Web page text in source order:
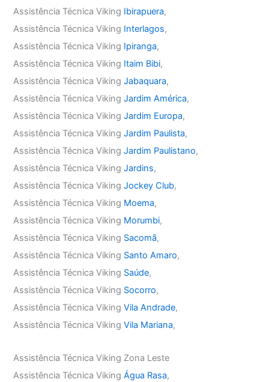
Assistência Técnica Viking Ibirapuera,
Assistência Técnica Viking Interlagos,
Assistência Técnica Viking Ipiranga,
Assistência Técnica Viking Itaim Bibi,
Assistência Técnica VikingJabaquara,
Assistência Técnica VikingJardim América,
Assistência Técnica VikingJardim Europa,
Assistência Técnica VikingJardim Paulista,
Assistência Técnica VikingJardim Paulistano,
Assistência Técnica VikingJardins,
Assistência Técnica VikingJockey Club,
Assistência Técnica Viking Moema,
Assistência Técnica Viking Morumbi,
Assistência Técnica Viking Sacomã,
Assistência Técnica Viking Santo Amaro,
Assistência Técnica Viking Saúde,
Assistência Técnica Viking Socorro,
Assistência Técnica VikingVila Andrade,
Assistência Técnica VikingVila Mariana,
Assistência Técnica Viking Zona Leste
Assistência Técnica VikingÁgua Rasa,